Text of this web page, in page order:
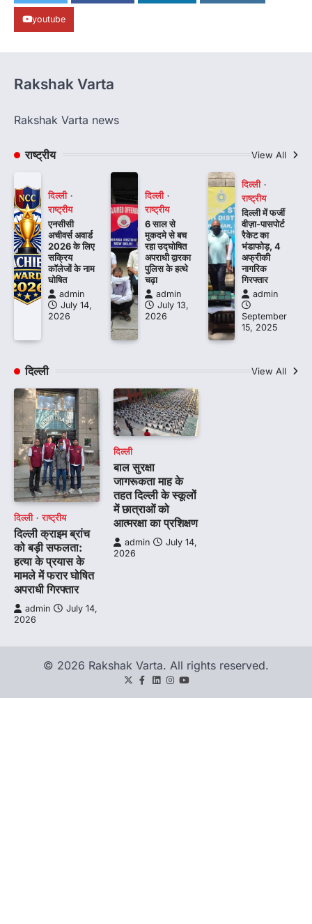
youtube
Rakshak Varta
Rakshak Varta news
राष्ट्रीय View All
दिल्ली
राष्ट्रीय
एनसीसी
अचीवर्स अवार्ड
2026 के लिए
सक्रिय
कॉलेजों के नाम
घोषित
admin
July 14,
2026
दिल्ली
राष्ट्रीय
6 साल से
मुकदमे से बच
रहा उद्घोषित
अपराधी द्वारका
पुलिस के हत्थे
चढ़ा
admin
July 13,
2026
दिल्ली
राष्ट्रीय
दिल्ली में फर्जी
वीज़ा-पासपोर्ट
रैकेट का
भंडाफोड़, 4
अफ्रीकी
नागरिक
गिरफ्तार
admin
September
15, 2025
दिल्ली View All
दिल्ली राष्ट्रीय
दिल्ली क्राइम ब्रांच
को बड़ी सफलता:
हत्या के प्रयास के
मामले में फरार घोषित
अपराधी गिरफ्तार
admin
July 14,
2026
दिल्ली
बाल सुरक्षा
जागरूकता माह के
तहत दिल्ली के स्कूलों
में छात्राओं को
आत्मरक्षा का प्रशिक्षण
admin
July 14,
2026
© 2026 Rakshak Varta. All rights reserved.
TwitterFacebook
LinkedIn
Instagram
youtube